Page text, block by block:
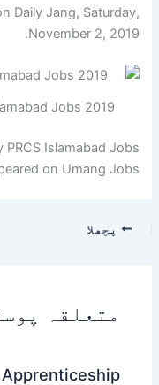
Daily Jang, Saturday,
November 2, 2019.
Jobs 2019
PRCS Islamabad Jobs
on Umang Jobs.
پچھلا
متعلقہ